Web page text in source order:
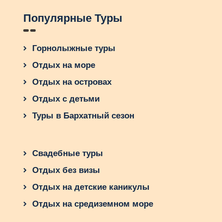
горнолыжные туры в
Канаде предлагает непревзойденные
горнолыжные туры, увлекающие своей
является одним из популярнейших среди
любителей горнолыжного спорта. Посещая
потребности игроков разного уровня
подготовки.
Здесь есть идеальные условия для
начинающих, а также сложные трассы для
опытных лыжников. Однако непревзойденное
Популярные Туры
Горнолыжные туры
Отдых на море
Отдых на островах
Отдых с детьми
Туры в Бархатный сезон
Свадебные туры
Отдых без визы
Отдых на детские каникулы
Отдых на средиземном море